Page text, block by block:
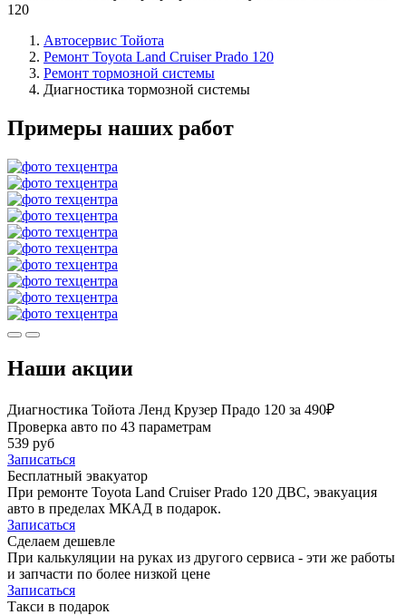
120
Автосервис Тойота
Ремонт Toyota Land Cruiser Prado 120
Ремонт тормозной системы
Диагностика тормозной системы
Примеры наших работ
Наши акции
Диагностика Тойота Ленд Крузер Прадо 120 за 490₽
Проверка авто по 43 параметрам
539 руб
Записаться
Бесплатный эвакуатор
При ремонте Toyota Land Cruiser Prado 120 ДВС, эвакуация
авто в пределах МКАД в подарок.
Записаться
Сделаем дешевле
При калькуляции на руках из другого сервиса - эти же работы
и запчасти по более низкой цене
Записаться
Такси в подарок